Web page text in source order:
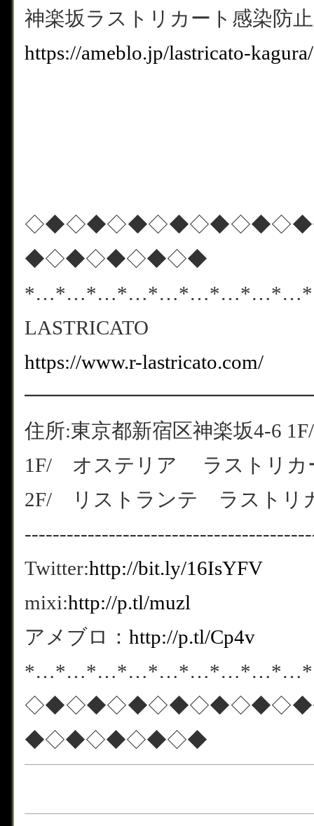
神楽坂ラストリカート感染防
https://ameblo.jp/lastricato-
◆◇◆◇◆◇◆◇◆
LASTRICATO
https://www.r-lastricato.com/
住所:東京都新宿区神楽坂4-6
1F/ オステリア ラストリ
2F/ リストランテ ラスト
Twitter:http://bit.ly/16IsYFV
mixi:http://p.tl/muzl
アメブロ： http://p.tl/Cp4v
◆◇◆◇◆◇◆◇◆